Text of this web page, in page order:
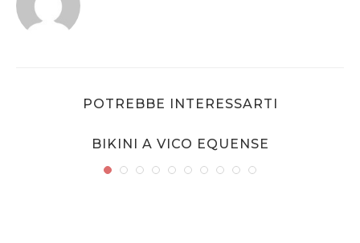
POTREBBE INTERESSARTI
BIKINI A VICO EQUENSE